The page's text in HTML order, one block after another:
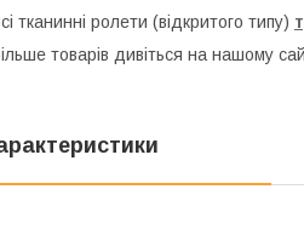
тканинні ролети (відкритого типу)
товарів дивіться на нашому